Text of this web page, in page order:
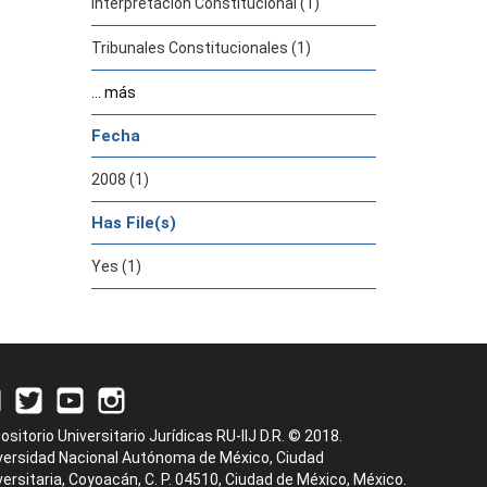
Tribunales Constitucionales (1)
... más
Fecha
2008 (1)
Has File(s)
Yes (1)
Universitario Jurídicas RU-IIJ D.R. © 2018.
Nacional Autónoma de México, Ciudad
Coyoacán, C. P. 04510, Ciudad de México, México.